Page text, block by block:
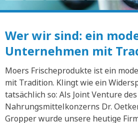
Wer wir sind: ein
Unternehmen mit
Moers Frischeprodukte ist ein
mit Tradition. Klingt wie ein
tatsächlich so: Als Joint Venture des
Nahrungsmittelkonzerns Dr.
Gropper wurde unsere heutige